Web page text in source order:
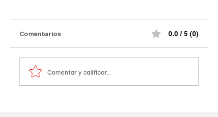
Comentarios 0.0 / 5 (0)
Comentar y calificar...